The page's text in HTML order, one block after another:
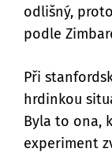
odlišný,
podle
Při
hrdinkou
Byla to ona,
experiment